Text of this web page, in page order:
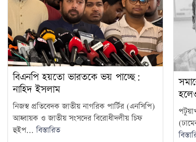
বিএনপি হয়তো ভারতকে ভয় পাচ্ছে:
নাহিদ ইসলাম
নিজস্ব প্রতিবেদক জাতীয় নাগরিক পার্টির (এনসিপি)
আহ্বায়ক ও জাতীয় সংসদের বিরোধীদলীয় চিফ
হুইপ...বিস্তারিত